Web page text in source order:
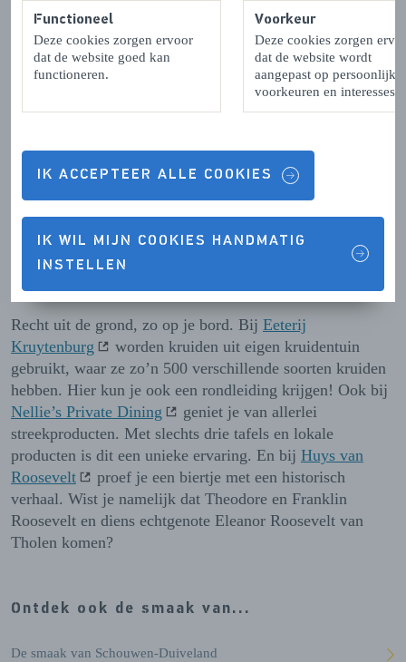
Functioneel
Deze cookies zorgen ervoor
dat de website goed kan
functioneren.
Voorkeur
Deze cookies zorgen
dat de website wordt
aangepast op persoonlijke
voorkeuren en interesses.
IK ACCEPTEER ALLE COOKIES
IK WIL MIJN COOKIES HANDMATIG
INSTELLEN
eenactueel overzicht
met alle streekwinkels en
verkooppunten op Tholen. Zo kun je zelf je
boodschappen bij elkaar fietsen of wandelen én eet je
vers, lokaal en lekker.
Wandelroute
Trek je wandelschoenen maar aan, want culinair Tholen
kun je ook te voet ontdekken! Tijdens de wandelroute
Proef en ontdek Sint-Annaland
’ maak je kennis met de
streek én krijg je de mogelijkheid om Zeeuwse en
Thoolse streekproducten te proeven.
Culinair Tholen beleven
Recht uit de grond, zo op je bord. Bij Eeterij
Kruytenburg
worden kruiden uit eigen kruidentuin
gebruikt, waar ze zo’n 500 verschillende soorten kruiden
hebben. Hier kun je ook een rondleiding krijgen! Ook bij
Nellie’s Private Dining
geniet je van allerlei
streekproducten. Met slechts drie tafels en lokale
producten is dit een unieke ervaring. En bij Huys van
Roosevelt
proef je een biertje met een historisch
verhaal. Wist je namelijk dat Theodore en Franklin
Roosevelt en diens echtgenote Eleanor Roosevelt van
Tholen komen?
Ontdek ook de smaak van...
De smaak van Schouwen-Duiveland